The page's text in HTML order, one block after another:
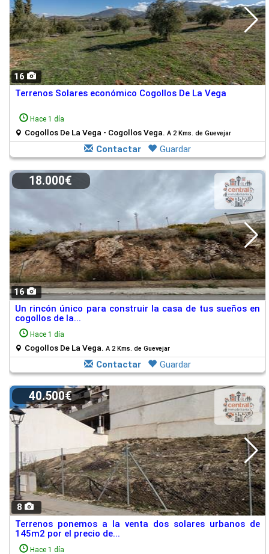
16
Terrenos Solares económico Cogollos De La Vega
Hace 1 día
Cogollos De La Vega - Cogollos Vega. A 2 Kms. de Guevejar
Contactar Guardar
16
18.000€
Un rincón único para construir la casa de tus sueños en
cogollos de la...
Hace 1 día
Cogollos De La Vega. A 2 Kms. de Guevejar
Contactar Guardar
8
40.500€
Terrenos ponemos a la venta dos solares urbanos de
145m2 por el precio de...
Hace 1 día